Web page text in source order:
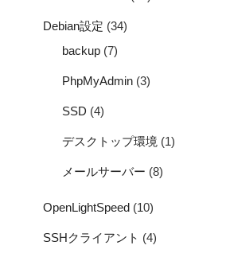
Debian設定 (34)
backup (7)
PhpMyAdmin (3)
SSD (4)
デスクトップ環境 (1)
メールサーバー (8)
OpenLightSpeed (10)
SSHクライアント (4)